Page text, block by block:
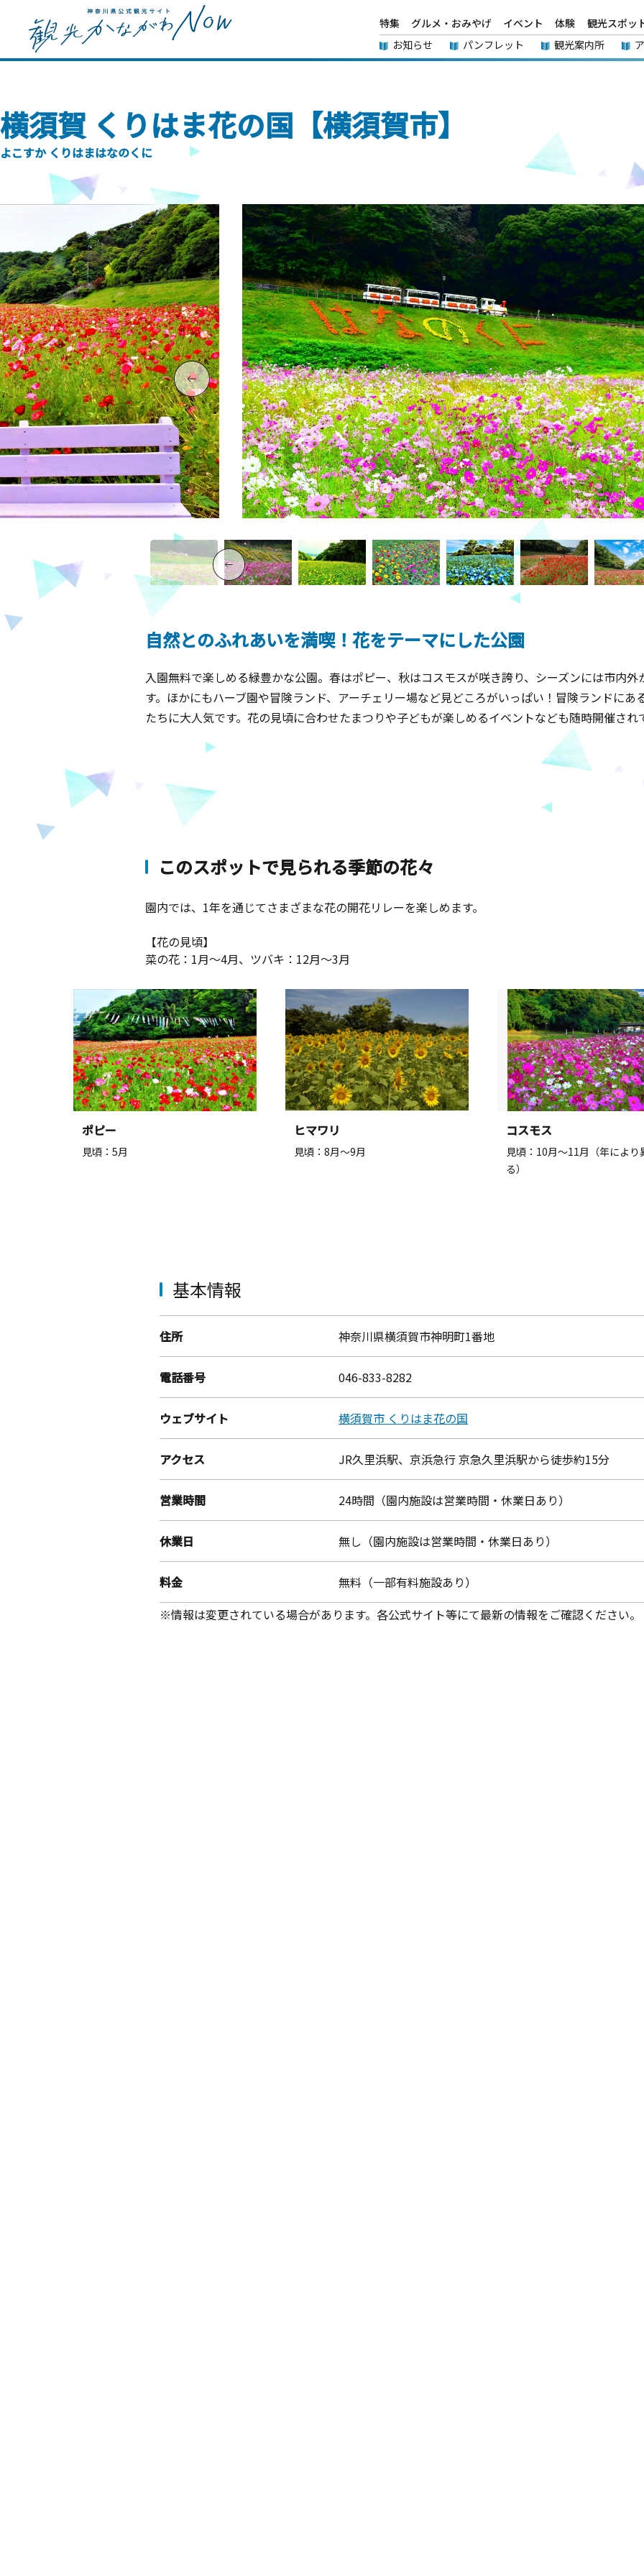
特集 グルメ・おみやげ イベント 体験
観光スポッ
お知らせ
パンフレット 観光案内所
横須賀 くりはま花の国【横須賀市】
よこすか くりはまはなのくに
自然とのふれあいを満喫！花をテーマにした公園
入園無料で楽しめる緑豊かな公園。春はポピー、秋はコスモスが咲き誇り、シーズンには市内
す。ほかにもハーブ園や冒険ランド、アーチェリー場など見どころがいっぱい！冒険ランドに
たちに大人気です。花の見頃に合わせたまつりや子どもが楽しめるイベントなども随時開催され
このスポットで見られる季節の花々
園内では、1年を通じてさまざまな花の開花リレーを楽しめます。
【花の見頃】
菜の花：1月～4月、ツバキ：12月～3月
ポピー
見頃：5月
ヒマワリ
見頃：8月～9月
コスモス
見頃：10月～11月（年により
る）
基本情報
住所 神奈川県横須賀市神明町1番地
電話番号 046-833-8282
ウェブサイト 横須賀市 くりはま花の国
アクセス JR久里浜駅、京浜急行 京急久里浜駅から徒歩約15分
営業時間 24時間（園内施設は営業時間・休業日あり）
休業日 無し（園内施設は営業時間・休業日あり）
料金
無料（一部有料施設あり）
※情報は変更されている場合があります。各公式サイト等にて最新の情報をご確認ください。